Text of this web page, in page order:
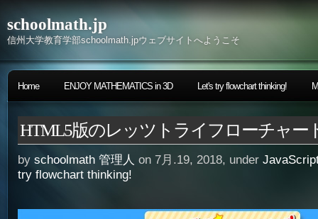
schoolmath.jp
信州大学教育学部schoolmath.jpウェブサイトへようこそ
Home ENJOY MATHEMATICS in 3D Let's try flowchart thinking!
HTML5版のレッツトライフローチャー
by schoolmath 管理人 on 7月.19, 2018, under
try flowchart thinking!